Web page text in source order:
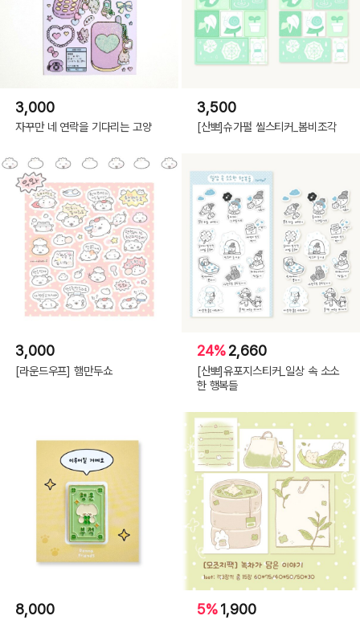
3,000
자꾸만 네 연락을 기다리는 고양
3,500
[산뽀]슈가펄 씰스티커_봄비조각
3,000
[라운드우프] 햄만두쇼
24%2,660
[산뽀]유포지스티커_일상 속 소소
한 행복들
8,000 5%1,900